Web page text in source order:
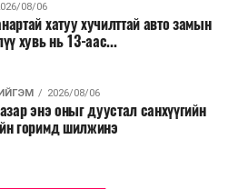
08/06
хатуу хучилттай авто замын
хувь нь 13-аас...
2026/08/06
энэ оныг дуустал санхүүгийн
горимд шилжинэ